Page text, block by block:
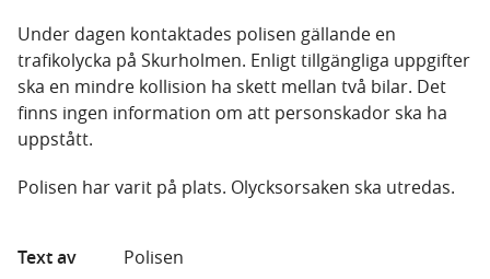
Under dagen kontaktades polisen gällande en
trafikolycka på Skurholmen. Enligt tillgängliga uppgifter
ska en mindre kollision ha skett mellan två bilar. Det
finns ingen information om att personskador ska ha
uppstått.
Polisen har varit på plats. Olycksorsaken ska utredas.
Text av
Polisen